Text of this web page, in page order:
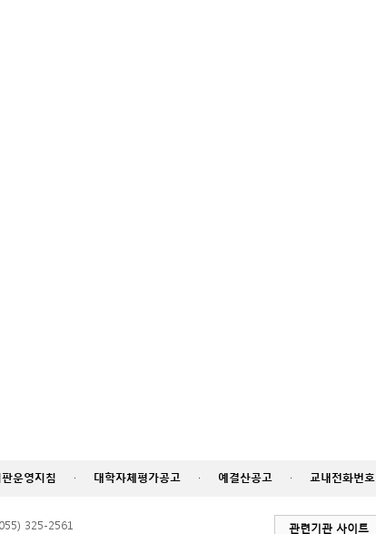
운영지침 · 대학자체평가공고 · 예결산공고 · 교내전화번호
325-2561 관련기관 사이트